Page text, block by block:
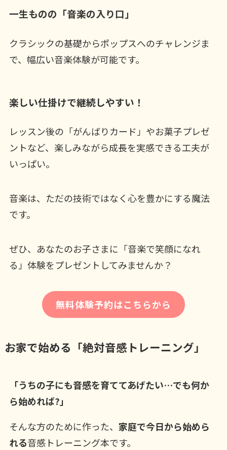
一生ものの「音楽の入り口」
クラシックの基礎からポップスへのチャレンジま
で、幅広い音楽体験が可能です。
楽しい仕掛けで継続しやすい！
レッスン後の「がんばりカード」やお菓子プレゼ
ントなど、楽しみながら成長を実感できる工夫が
いっぱい。
音楽は、ただの技術ではなく心を豊かにする魔法
です。
ぜひ、あなたのお子さまに「音楽で笑顔になれ
る」体験をプレゼントしてみませんか？
無料体験予約はこちらから
お家で始める「絶対音感トレーニング」
「うちの子にも音感を育ててあげたい…でも何か
ら始めれば?」
そんな方のために作った、 家庭で今日から始めら
れる音感トレーニング本です。